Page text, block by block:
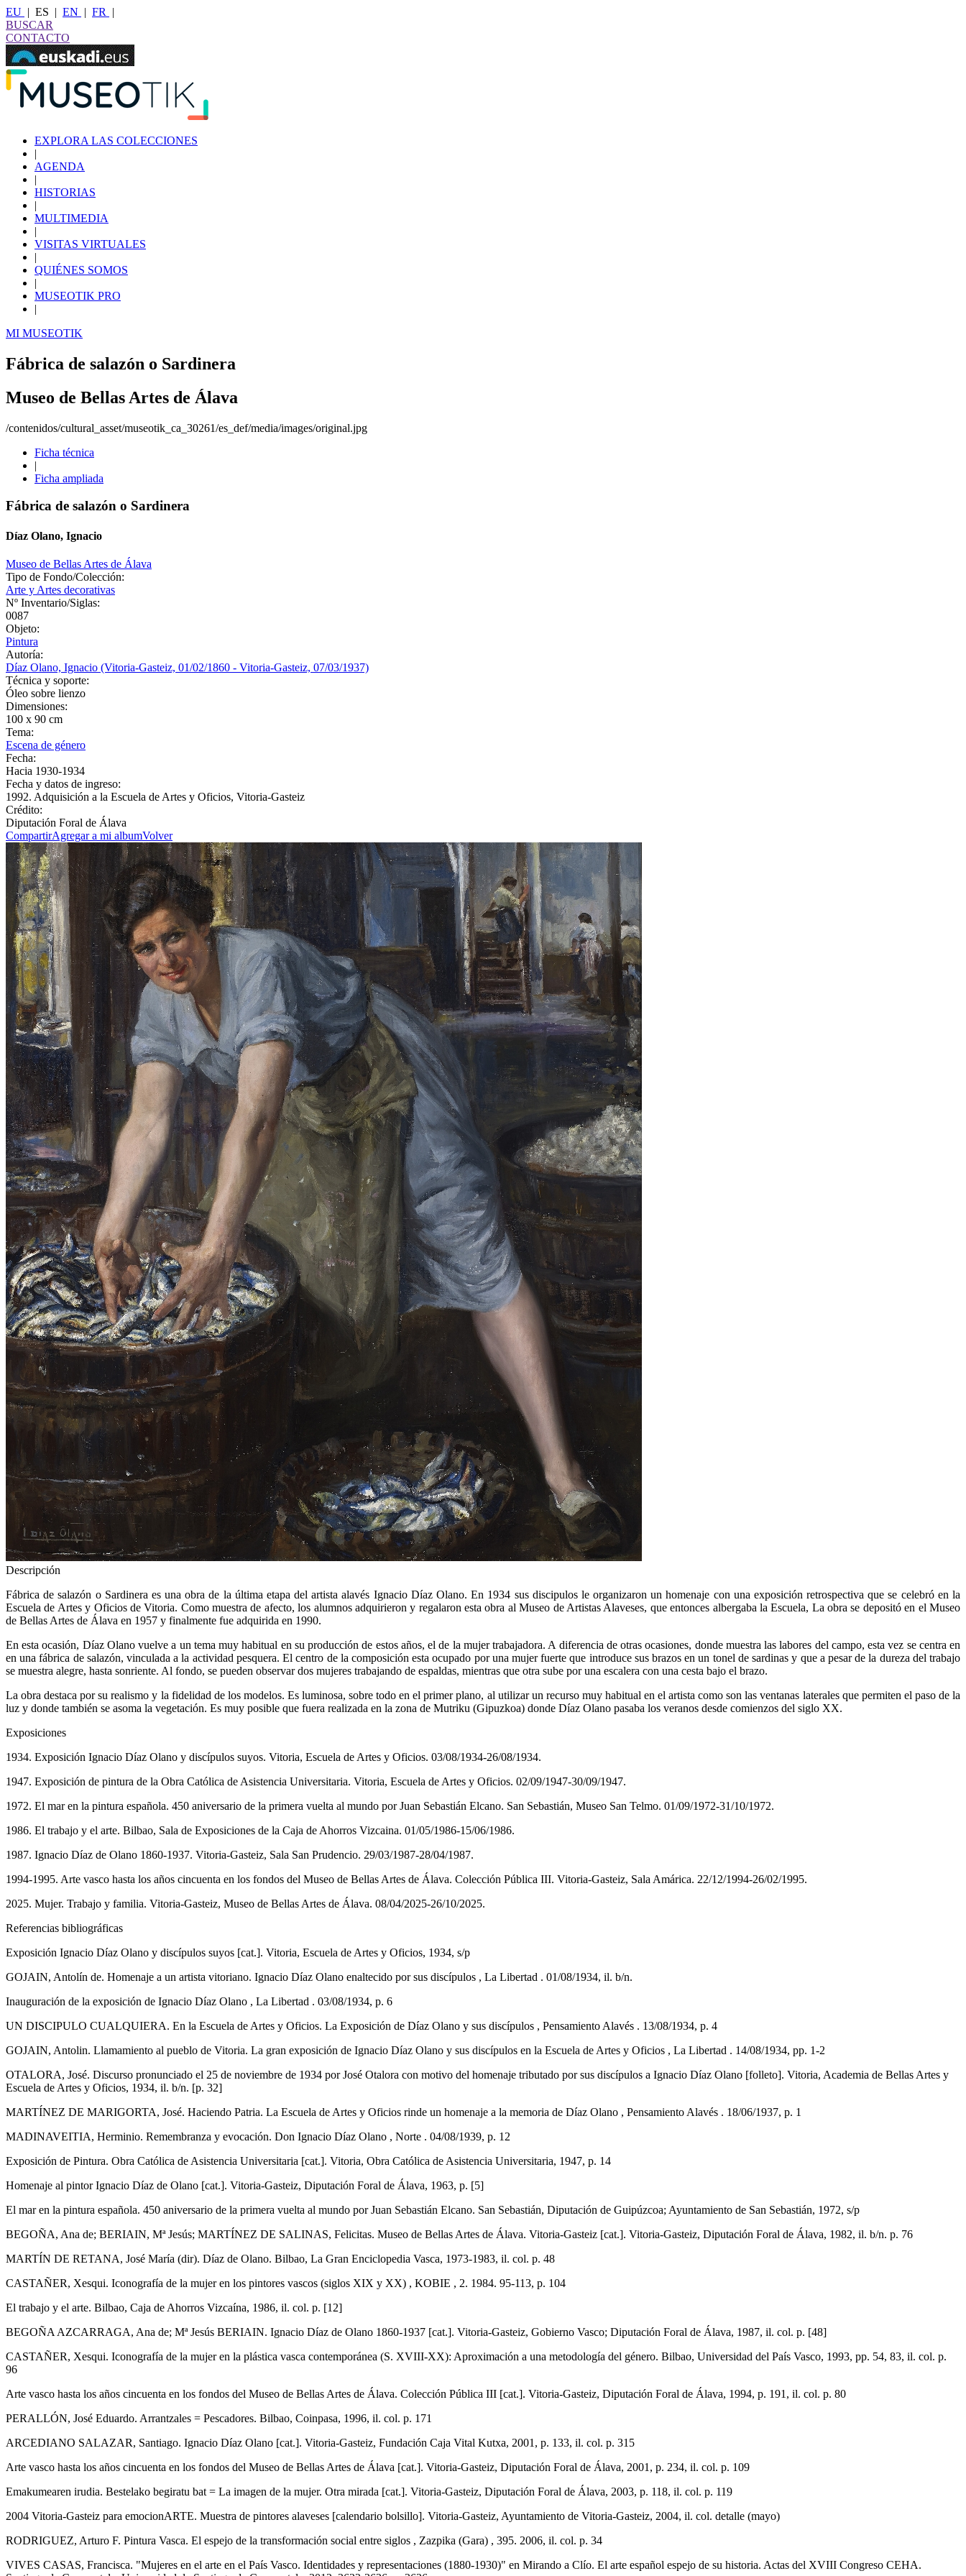
EU | ES | EN | FR
|
BUSCAR
CONTACTO
EXPLORA LAS COLECCIONES
|
AGENDA
|
HISTORIAS
|
MULTIMEDIA
|
VISITAS VIRTUALES
|
QUIÉNES SOMOS
|
MUSEOTIK PRO
|
MI MUSEOTIK
Fábrica de salazón o Sardinera
Museo de Bellas Artes de Álava
/contenidos/cultural_asset/museotik_ca_30261/es_def/media/images/original.jpg
Ficha técnica
|
Ficha ampliada
Fábrica de salazón o Sardinera
Díaz Olano, Ignacio
Museo de Bellas Artes de Álava
Tipo de Fondo/Colección:
Arte y Artes decorativas
Nº Inventario/Siglas:
0087
Objeto:
Pintura
Autoría:
Díaz Olano, Ignacio (Vitoria-Gasteiz, 01/02/1860 - Vitoria-Gasteiz, 07/03/1937)
Técnica y soporte:
Óleo sobre lienzo
Dimensiones:
100 x 90 cm
Tema:
Escena de género
Fecha:
Hacia 1930-1934
Fecha y datos de ingreso:
1992. Adquisición a la Escuela de Artes y Oficios, Vitoria-Gasteiz
Crédito:
Diputación Foral de Álava
CompartirAgregar a mi albumVolver
Descripción
Fábrica de salazón o Sardinera es una obra de la última etapa del artista alavés Ignacio Díaz Olano. En 1934 sus discipulos le organizaron un homenaje con una exposición retrospectiva que se celebró en la
Escuela de Artes y Oficios de Vitoria. Como muestra de afecto, los alumnos adquirieron y regalaron esta obra al Museo de Artistas Alaveses, que entonces albergaba la Escuela, La obra se depositó en el Museo
de Bellas Artes de Álava en 1957 y finalmente fue adquirida en 1990.
En esta ocasión, Díaz Olano vuelve a un tema muy habitual en su producción de estos años, el de la mujer trabajadora. A diferencia de otras ocasiones, donde muestra las labores del campo, esta vez se centra en
en una fábrica de salazón, vinculada a la actividad pesquera. El centro de la composición esta ocupado por una mujer fuerte que introduce sus brazos en un tonel de sardinas y que a pesar de la dureza del trabajo
se muestra alegre, hasta sonriente. Al fondo, se pueden observar dos mujeres trabajando de espaldas, mientras que otra sube por una escalera con una cesta bajo el brazo.
La obra destaca por su realismo y la fidelidad de los modelos. Es luminosa, sobre todo en el primer plano, al utilizar un recurso muy habitual en el artista como son las ventanas laterales que permiten el paso de la
luz y donde también se asoma la vegetación. Es muy posible que fuera realizada en la zona de Mutriku (Gipuzkoa) donde Díaz Olano pasaba los veranos desde comienzos del siglo XX.
Exposiciones
1934. Exposición Ignacio Díaz Olano y discípulos suyos. Vitoria, Escuela de Artes y Oficios. 03/08/1934-26/08/1934.
1947. Exposición de pintura de la Obra Católica de Asistencia Universitaria. Vitoria, Escuela de Artes y Oficios. 02/09/1947-30/09/1947.
1972. El mar en la pintura española. 450 aniversario de la primera vuelta al mundo por Juan Sebastián Elcano. San Sebastián, Museo San Telmo. 01/09/1972-31/10/1972.
1986. El trabajo y el arte. Bilbao, Sala de Exposiciones de la Caja de Ahorros Vizcaina. 01/05/1986-15/06/1986.
1987. Ignacio Díaz de Olano 1860-1937. Vitoria-Gasteiz, Sala San Prudencio. 29/03/1987-28/04/1987.
1994-1995. Arte vasco hasta los años cincuenta en los fondos del Museo de Bellas Artes de Álava. Colección Pública III. Vitoria-Gasteiz, Sala Amárica. 22/12/1994-26/02/1995.
2025. Mujer. Trabajo y familia. Vitoria-Gasteiz, Museo de Bellas Artes de Álava. 08/04/2025-26/10/2025.
Referencias bibliográficas
Exposición Ignacio Díaz Olano y discípulos suyos [cat.]. Vitoria, Escuela de Artes y Oficios, 1934, s/p
GOJAIN, Antolín de. Homenaje a un artista vitoriano. Ignacio Díaz Olano enaltecido por sus discípulos , La Libertad . 01/08/1934, il. b/n.
Inauguración de la exposición de Ignacio Díaz Olano , La Libertad . 03/08/1934, p. 6
UN DISCIPULO CUALQUIERA. En la Escuela de Artes y Oficios. La Exposición de Díaz Olano y sus discípulos , Pensamiento Alavés . 13/08/1934, p. 4
GOJAIN, Antolin. Llamamiento al pueblo de Vitoria. La gran exposición de Ignacio Díaz Olano y sus discípulos en la Escuela de Artes y Oficios , La Libertad . 14/08/1934, pp. 1-2
OTALORA, José. Discurso pronunciado el 25 de noviembre de 1934 por José Otalora con motivo del homenaje tributado por sus discípulos a Ignacio Díaz Olano [folleto]. Vitoria, Academia de Bellas Artes y
Escuela de Artes y Oficios, 1934, il. b/n. [p. 32]
MARTÍNEZ DE MARIGORTA, José. Haciendo Patria. La Escuela de Artes y Oficios rinde un homenaje a la memoria de Díaz Olano , Pensamiento Alavés . 18/06/1937, p. 1
MADINAVEITIA, Herminio. Remembranza y evocación. Don Ignacio Díaz Olano , Norte . 04/08/1939, p. 12
Exposición de Pintura. Obra Católica de Asistencia Universitaria [cat.]. Vitoria, Obra Católica de Asistencia Universitaria, 1947, p. 14
Homenaje al pintor Ignacio Díaz de Olano [cat.]. Vitoria-Gasteiz, Diputación Foral de Álava, 1963, p. [5]
El mar en la pintura española. 450 aniversario de la primera vuelta al mundo por Juan Sebastián Elcano. San Sebastián, Diputación de Guipúzcoa; Ayuntamiento de San Sebastián, 1972, s/p
BEGOÑA, Ana de; BERIAIN, Mª Jesús; MARTÍNEZ DE SALINAS, Felicitas. Museo de Bellas Artes de Álava. Vitoria-Gasteiz [cat.]. Vitoria-Gasteiz, Diputación Foral de Álava, 1982, il. b/n. p. 76
MARTÍN DE RETANA, José María (dir). Díaz de Olano. Bilbao, La Gran Enciclopedia Vasca, 1973-1983, il. col. p. 48
CASTAÑER, Xesqui. Iconografía de la mujer en los pintores vascos (siglos XIX y XX) , KOBIE , 2. 1984. 95-113, p. 104
El trabajo y el arte. Bilbao, Caja de Ahorros Vizcaína, 1986, il. col. p. [12]
BEGOÑA AZCARRAGA, Ana de; Mª Jesús BERIAIN. Ignacio Díaz de Olano 1860-1937 [cat.]. Vitoria-Gasteiz, Gobierno Vasco; Diputación Foral de Álava, 1987, il. col. p. [48]
CASTAÑER, Xesqui. Iconografía de la mujer en la plástica vasca contemporánea (S. XVIII-XX): Aproximación a una metodología del género. Bilbao, Universidad del País Vasco, 1993, pp. 54, 83, il. col. p.
96
Arte vasco hasta los años cincuenta en los fondos del Museo de Bellas Artes de Álava. Colección Pública III [cat.]. Vitoria-Gasteiz, Diputación Foral de Álava, 1994, p. 191, il. col. p. 80
PERALLÓN, José Eduardo. Arrantzales = Pescadores. Bilbao, Coinpasa, 1996, il. col. p. 171
ARCEDIANO SALAZAR, Santiago. Ignacio Díaz Olano [cat.]. Vitoria-Gasteiz, Fundación Caja Vital Kutxa, 2001, p. 133, il. col. p. 315
Arte vasco hasta los años cincuenta en los fondos del Museo de Bellas Artes de Álava [cat.]. Vitoria-Gasteiz, Diputación Foral de Álava, 2001, p. 234, il. col. p. 109
Emakumearen irudia. Bestelako begiratu bat = La imagen de la mujer. Otra mirada [cat.]. Vitoria-Gasteiz, Diputación Foral de Álava, 2003, p. 118, il. col. p. 119
2004 Vitoria-Gasteiz para emocionARTE. Muestra de pintores alaveses [calendario bolsillo]. Vitoria-Gasteiz, Ayuntamiento de Vitoria-Gasteiz, 2004, il. col. detalle (mayo)
RODRIGUEZ, Arturo F. Pintura Vasca. El espejo de la transformación social entre siglos , Zazpika (Gara) , 395. 2006, il. col. p. 34
VIVES CASAS, Francisca. "Mujeres en el arte en el País Vasco. Identidades y representaciones (1880-1930)" en Mirando a Clío. El arte español espejo de su historia. Actas del XVIII Congreso CEHA.